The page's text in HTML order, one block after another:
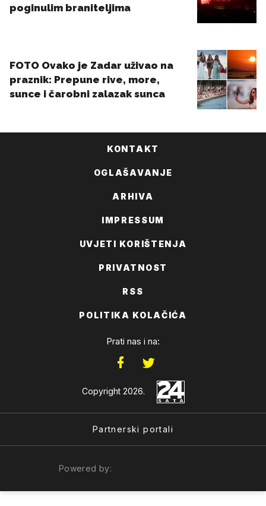
KONTAKT
OGLAŠAVANJE
ARHIVA
IMPRESSUM
UVJETI KORIŠTENJA
PRIVATNOST
RSS
POLITIKA KOLAČIĆA
Prati nas i na:
Copyright 2026.
Partnerski portali
Powered by: